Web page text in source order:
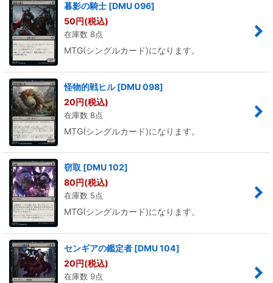
暮影の騎士 [DMU 096]
50円(税込)
在庫数 8点
MTG(シングルカード)になります。
怪物的戦ヒル [DMU 098]
20円(税込)
在庫数 8点
MTG(シングルカード)になります。
窃取 [DMU 102]
80円(税込)
在庫数 5点
MTG(シングルカード)になります。
センギアの鑑定者 [DMU 104]
20円(税込)
在庫数 9点